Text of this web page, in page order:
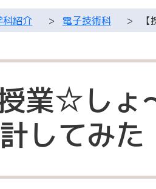
科紹介 > 電子技術科 >
授業☆し
計してみ